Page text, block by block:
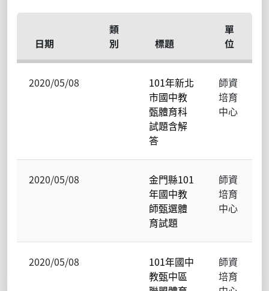
日期
類
別
標題
單
位
2020/05/08
101年新北
市國中教
甄體育科
試題含解
答
師資
培育
中心
2020/05/08
金門縣101
年國中教
師甄選體
育試題
師資
培育
中心
2020/05/08
101年國中
教甄中區
師資
培育